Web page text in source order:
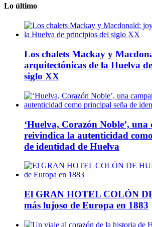
Lo último
Los chalets Mackay y
arquitectónicas de la Huelva
siglo XX
‘Huelva, Corazón Noble’, una
reivindica la autenticidad
de identidad de Huelva
El GRAN HOTEL COLÓN
más lujoso de Europa en 1883